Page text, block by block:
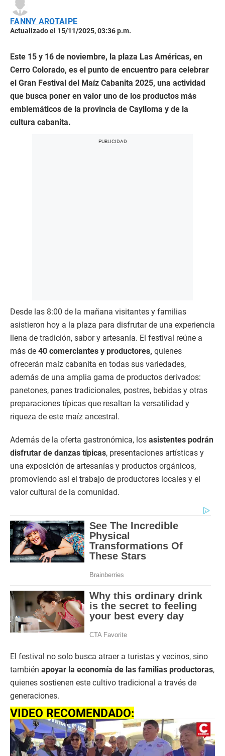
FANNY AROTAIPE
Actualizado el 15/11/2025, 03:36 p.m.
Este 15 y 16 de noviembre, la plaza Las Américas, en
Cerro Colorado, es el punto de encuentro para celebrar
el Gran Festival del Maíz Cabanita 2025, una actividad
que busca poner en valor uno de los productos más
emblemáticos de la provincia de Caylloma y de la
cultura cabanita.
Desde las 8:00 de la mañana visitantes y familias
asistieron hoy a la plaza para disfrutar de una experiencia
llena de tradición, sabor y artesanía. El festival reúne a
más de 40 comerciantes y productores, quienes
ofrecerán maíz cabanita en todas sus variedades,
además de una amplia gama de productos derivados:
panetones, panes tradicionales, postres, bebidas y otras
preparaciones típicas que resaltan la versatilidad y
riqueza de este maíz ancestral.
Además de la oferta gastronómica, los asistentes podrán
disfrutar de danzas típicas, presentaciones artísticas y
una exposición de artesanías y productos orgánicos,
promoviendo así el trabajo de productores locales y el
valor cultural de la comunidad.
El festival no solo busca atraer a turistas y vecinos, sino
también apoyar la economía de las familias productoras,
quienes sostienen este cultivo tradicional a través de
generaciones.
VIDEO RECOMENDADO: